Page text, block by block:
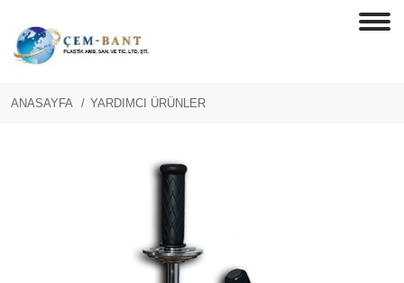
ANASAYFA YARDIMCI ÜRÜNLER